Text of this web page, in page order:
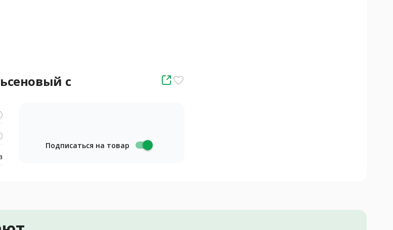
с
favorite_border
Подписаться на товар